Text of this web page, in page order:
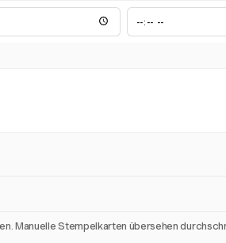
Manuelle Stempelkarten übersehen